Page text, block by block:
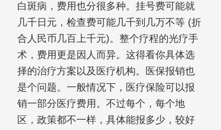
白斑病，费用也分很多种。挂号费可能就
几千日元，检查费可能几千到几万不等 (折
合人民币几百上千元)。整个疗程的光疗手
术，费用更是因人而异。这得看你具体选
择的治疗方案以及医疗机构。医保报销也
是个问题。一般情况下，医疗保险可以报
销一部分医疗费用。不过每个，每个地
区，政策都不一样，具体能报多少，较好